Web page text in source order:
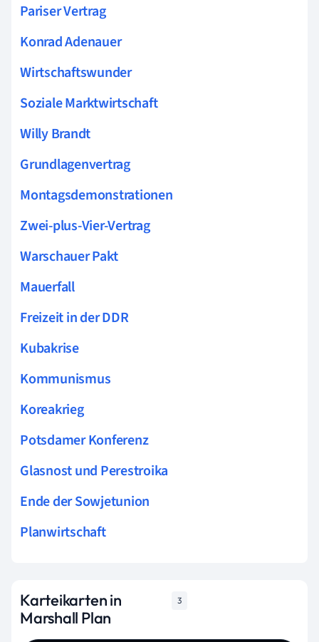
Pariser Vertrag
Konrad Adenauer
Wirtschaftswunder
Soziale Marktwirtschaft
Willy Brandt
Grundlagenvertrag
Montagsdemonstrationen
Zwei-plus-Vier-Vertrag
Warschauer Pakt
Mauerfall
Freizeit in der DDR
Kubakrise
Kommunismus
Koreakrieg
Potsdamer Konferenz
Glasnost und Perestroika
Ende der Sowjetunion
Planwirtschaft
Karteikarten in
Marshall Plan
3